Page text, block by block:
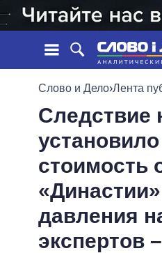
ЛЕНТА
СОБЫТИЯ
СТАТЬИ
ОБЗОРЫ
ДАЙДЖЕСТЫ
ВСЕ ПОЛИТИКИ
ПРЕЗИДЕНТ И ОФИС
ВЕРХОВНАЯ РАДА
КАБИНЕТ
Слово и Дело›Лента
Следствие
установило
стоимость
давления
экспертов –